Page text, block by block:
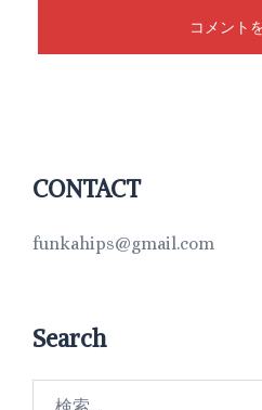
CONTACT
funkahips@gmail.com
Search